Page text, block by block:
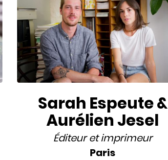
Sarah Espeute &
Aurélien Jesel
Éditeuretimprimeur
Paris